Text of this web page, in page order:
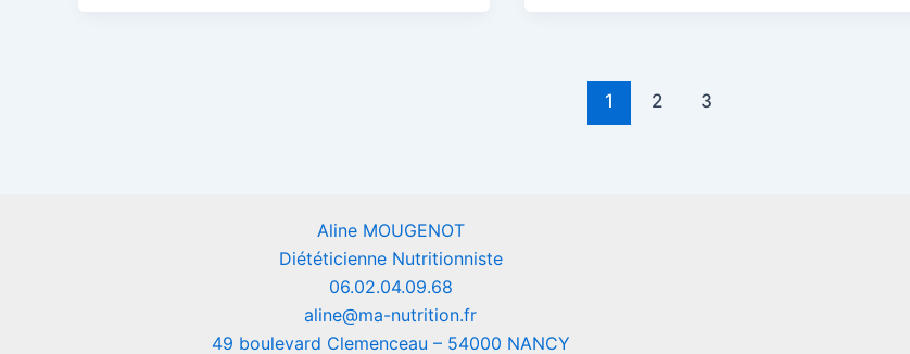
1 2 3
Aline MOUGENOT
Diététicienne Nutritionniste
06.02.04.09.68
aline@ma-nutrition.fr
49 boulevard Clemenceau – 54000 NANCY